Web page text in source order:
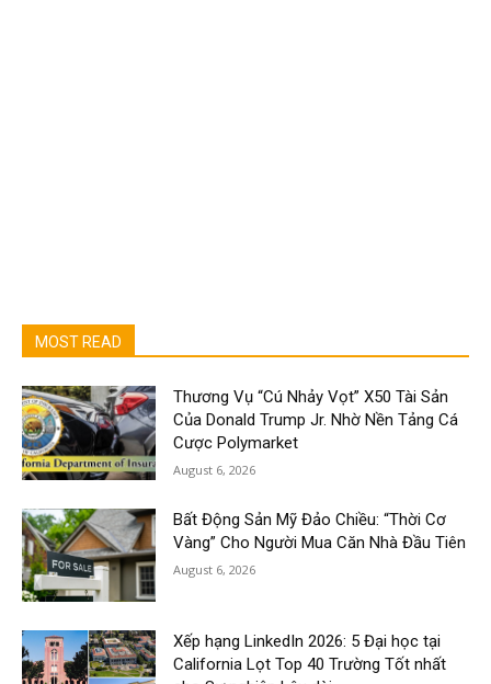
MOST READ
Thương Vụ “Cú Nhảy Vọt” X50 Tài Sản
Của Donald Trump Jr. Nhờ Nền Tảng Cá
Cược Polymarket
August 6, 2026
Bất Động Sản Mỹ Đảo Chiều: “Thời Cơ
Vàng” Cho Người Mua Căn Nhà Đầu Tiên
August 6, 2026
Xếp hạng LinkedIn 2026: 5 Đại học tại
California Lọt Top 40 Trường Tốt nhất